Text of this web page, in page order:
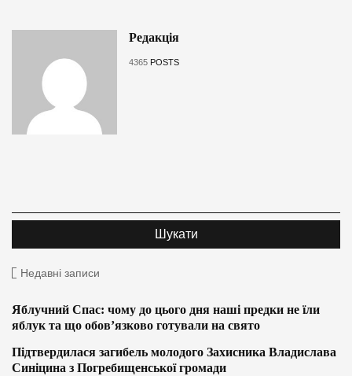
Редакція
4365 POSTS
Недавні записи
Яблучний Спас: чому до цього дня наші предки не їли
яблук та що обов’язково готували на свято
Підтвердилася загибель молодого Захисника Владислава
Синіцина з Погребищенської громади